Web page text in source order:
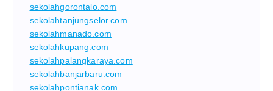
sekolahgorontalo.com
sekolahtanjungselor.com
sekolahmanado.com
sekolahkupang.com
sekolahpalangkaraya.com
sekolahbanjarbaru.com
sekolahpontianak.com